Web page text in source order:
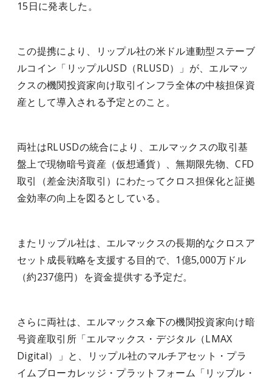
15日に発表した。
この提携により、リップル社の米ドル連動型ステーブ
ルコイン「リップルUSD（RLUSD）」が、エルマッ
クスの機関投資家向け取引インフラ全体の中核担保資
産として導入される予定とのこと。
両社はRLUSDの統合により、エルマックスの取引基
盤上で現物暗号資産（仮想通貨）、無期限先物、CFD
取引（差金決済取引）にわたってクロス担保化と証拠
金効率の向上を図るとしている。
またリップル社は、エルマックスの長期的なクロスア
セット成長戦略を支援する目的で、1億5,000万ドル
（約237億円）を資金提供する予定だ。
さらに両社は、エルマックス傘下の機関投資家向け暗
号資産取引所「エルマックス・デジタル（LMAX
Digital）」と、リップル社のマルチアセット・プラ
イムブローカレッジ・プラットフォーム「リップル・